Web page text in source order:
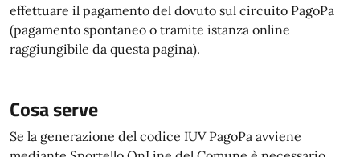
effettuare il pagamento del dovuto sul circuito PagoPa
(pagamento spontaneo o tramite istanza online
raggiungibile da questa pagina).
Cosa serve
Se la generazione del codice IUV PagoPa avviene